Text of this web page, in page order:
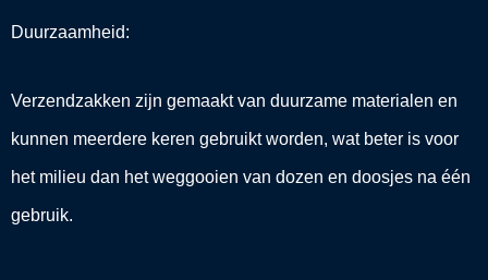
Duurzaamheid:
Verzendzakken zijn gemaakt van duurzame materialen en
kunnen meerdere keren gebruikt worden, wat beter is voor
het milieu dan het weggooien van dozen en doosjes na één
gebruik.